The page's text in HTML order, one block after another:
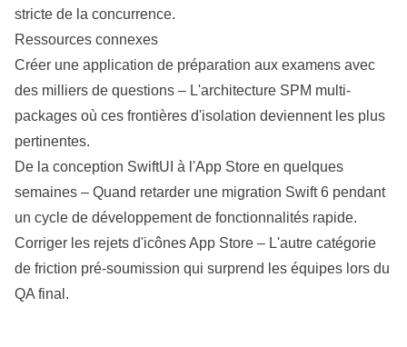
stricte de la concurrence.
Ressources connexes
Créer une application de préparation aux examens avec
des milliers de questions – L'architecture SPM multi-
packages où ces frontières d'isolation deviennent les plus
pertinentes.
De la conception SwiftUI à l'App Store en quelques
semaines – Quand retarder une migration Swift 6 pendant
un cycle de développement de fonctionnalités rapide.
Corriger les rejets d'icônes App Store – L'autre catégorie
de friction pré-soumission qui surprend les équipes lors du
QA final.